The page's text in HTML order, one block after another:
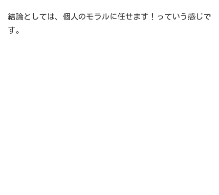
結論としては、個人のモラルに任せます！っていう感じで
す。